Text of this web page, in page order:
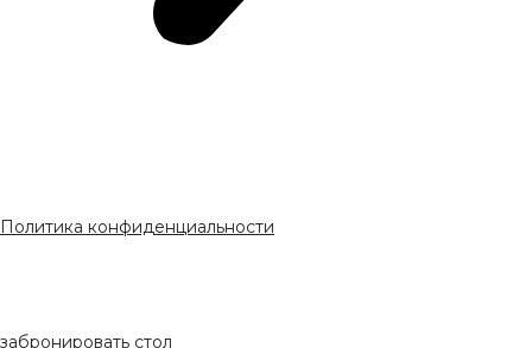
Политика конфиденциальности
забронировать стол